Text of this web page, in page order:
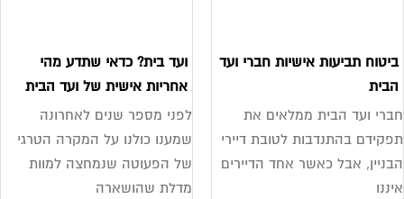
תביעות אישיות חברי ועד
ועד הבית ממלאים את
בהתנדבות לטובת דיירי
אבל כאשר אחד הדיירים
ועד בית? כדאי שתדע מהי
אחריות אישית של ועד הבית
לפני מספר שנים לאחרונה
שמענו כולנו על המקרה הטרגי
של הפעוטה שנמחצה למוות
מדלת שהושארה